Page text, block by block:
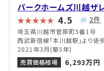
パークホームズ川越ザ
4.5 2件
埼玉県川越市菅原町5番1号
西武新宿線「本川越駅」より徒
2021年3月(築5年)
売買価格相場
6,293万円